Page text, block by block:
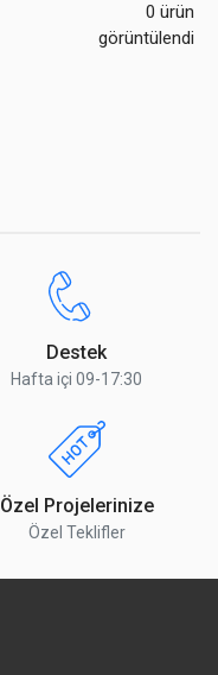
0 ürün
görüntülendi
Destek
Hafta içi 09-17:30
Özel Projelerinize
Özel Teklifler